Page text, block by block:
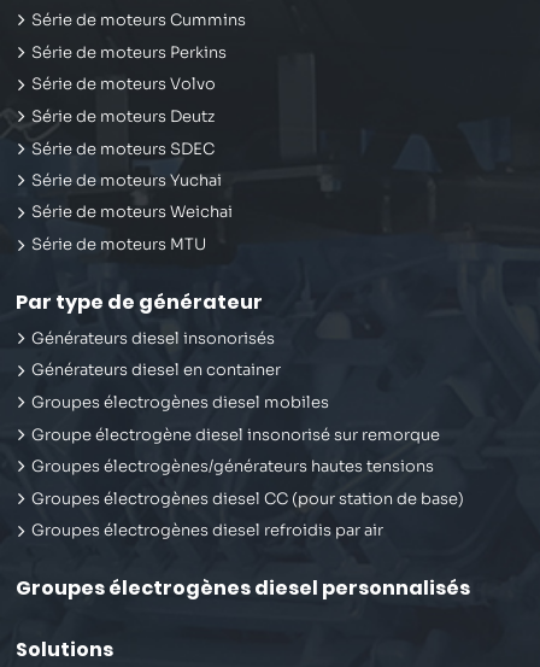
Série de moteurs Cummins
Série de moteurs Perkins
Série de moteurs Volvo
Série de moteurs Deutz
Série de moteurs SDEC
Série de moteurs Yuchai
Série de moteurs Weichai
Série de moteurs MTU
Par type de générateur
Générateurs diesel insonorisés
Générateurs diesel en container
Groupes électrogènes diesel mobiles
Groupe électrogène diesel insonorisé sur remorque
Groupes électrogènes/générateurs hautes tensions
Groupes électrogènes diesel CC (pour station de base)
Groupes électrogènes diesel refroidis par air
Groupes électrogènes diesel personnalisés
Solutions